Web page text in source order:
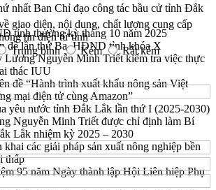
nhất Ban Chỉ đạo công tác bầu cử tỉnh Đắk
tỉnh thường kỳ tháng 10 năm 2025
đề lần thứ Ba, HĐND tỉnh khóa X
Nguyễn Minh Triết kiểm tra việc thực
thác IUU
đề “Hành trình xuất khẩu nông sản Việt
mại điện tử cùng Amazon”
yêu nước tỉnh Đắk Lắk lần thứ I (2025-2030)
Nguyễn Minh Triết được chỉ định làm Bí
Lắk nhiệm kỳ 2025 – 2030
khai các giải pháp sản xuất nông nghiệp bền
thấp
95 năm Ngày thành lập Hội Liên hiệp Phụ
giao diện, nội dung, chất lượng cung cấp
tin điện tử tỉnh
Trung bình Kém
Rất kém